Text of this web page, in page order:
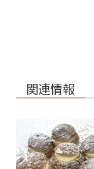
関連情報